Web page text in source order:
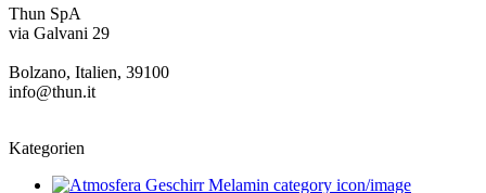
Thun SpA
via Galvani 29
Bolzano, Italien, 39100
info@thun.it
Kategorien